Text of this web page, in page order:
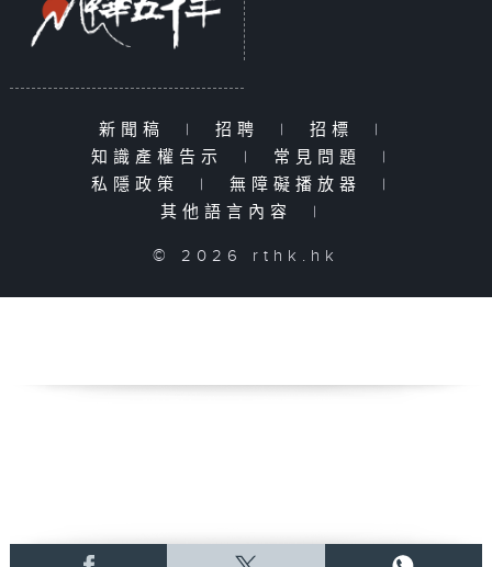
新聞稿 | 招聘 | 招標
|
知識產權告示
| 常見問題
|
私隱政策
| 無障礙播放器
|
其他語言內容
|
© 2026 rthk.hk